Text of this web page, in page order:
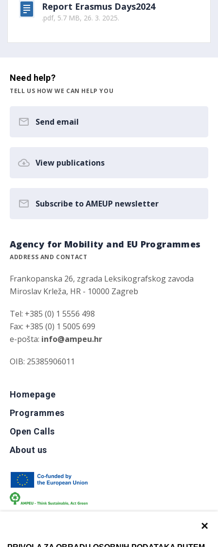
×
Report Erasmus Days2024
.pdf, 5.7 MB, 26. 3. 2025.
Need help?
TELL US HOW WE CAN HELP YOU
Send email
View publications
Subscribe to AMEUP newsletter
Agency for Mobility and EU Programmes
ADDRESS AND CONTACT
Frankopanska 26, zgrada Leksikografskog zavoda
Miroslav Krleža, HR - 10000 Zagreb
Tel: +385 (0) 1 5556 498
Fax: +385 (0) 1 5005 699
e-pošta: info@ampeu.hr
OIB: 25385906011
Homepage
Programmes
Open Calls
About us